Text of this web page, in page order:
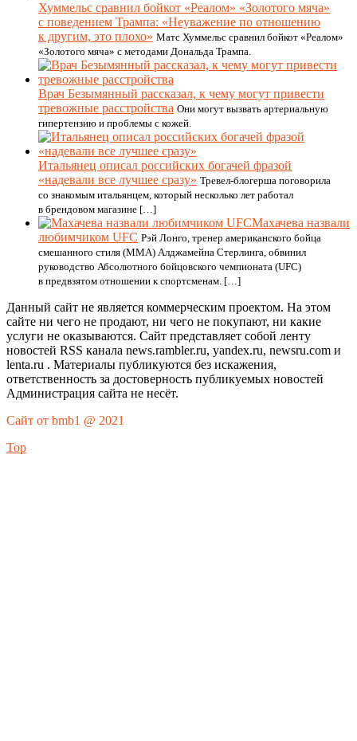
Хуммельс сравнил бойкот «Реалом» «Золотого мяча»
с поведением Трампа: «Неуважение по отношению
к другим, это плохо» Матс Хуммельс сравнил бойкот «Реалом»
«Золотого мяча» с методами Дональда Трампа.
Врач Безымянный рассказал, к чему могут привести
тревожные расстройства Они могут вызвать артериальную
гипертензию и проблемы с кожей.
Итальянец описал российских богачей фразой
«надевали все лучшее сразу» Тревел-блогерша поговорила
со знакомым итальянцем, который несколько лет работал
в брендовом магазине […]
Махачева назвали
любимчиком UFC Рэй Лонго, тренер американского бойца
смешанного стиля (MMA) Алджамейна Стерлинга, обвинил
руководство Абсолютного бойцовского чемпионата (UFC)
в предвзятом отношении к спортсменам. […]
Данный сайт не является коммерческим проектом. На этом
сайте ни чего не продают, ни чего не покупают, ни какие
услуги не оказываются. Сайт представляет собой ленту
новостей RSS канала news.rambler.ru, yandex.ru, newsru.com и
lenta.ru . Материалы публикуются без искажения,
ответственность за достоверность публикуемых новостей
Администрация сайта не несёт.
Сайт от bmb1 @ 2021
Top